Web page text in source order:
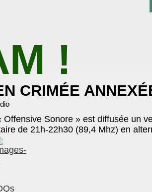
!
CRIMÉE
Offensive Sonore » est diffusée un
de 21h-22h30 (89,4 Mhz) en